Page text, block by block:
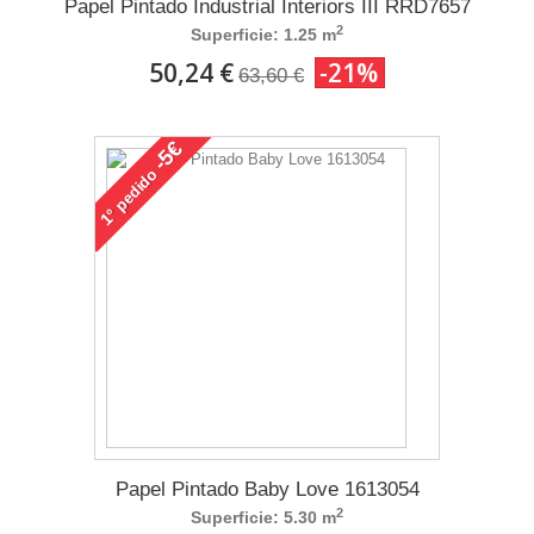
Papel Pintado Industrial Interiors III RRD7657
Superficie: 1.25 m2
50,24 € 63,60 € -21%
1°
pedido
-5€
Papel Pintado Baby Love 1613054
Superficie: 5.30 m2